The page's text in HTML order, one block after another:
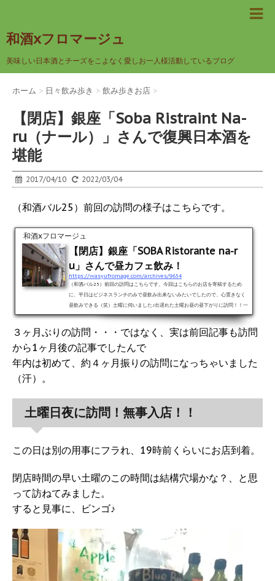
和酒xフロマージュ
美味しい日本酒とチーズをこよなく愛しお一人様活動しているブログ
ホーム > 日々飲み歩き > 飲み歩きお店 >
【閉店】銀座「Soba Ristraint Na-
ru（ナール）」さんで復興日本酒を
堪能
2017/04/10 2022/03/04
（和酒バル25）前回の訪問の様子はこちらです。
和酒xフロマージュ
【閉店】銀座「SOBA Ristorante na-r
u」さんで昼カフェ飲み！
https://wasyufromage.com/archives/9654
（和酒バル25）前回の訪問はこちらです。今回はこちらのお店を寄稿するため
に、平日はビジネスランチのみで昼飲み出来ないみたいでしたので、心置きなく
昼飲みできる（笑）土曜に伺いました♪出遅れた土曜お昼の昼下がりに訪問！！一
見カフェな佇まいなのはやっぱりお昼だろうと思ってましたが少し出遅れてしま
い、お店の混雑を少し懸念。。。平日と違い、土曜ランチは13時以降から混みだ
すのでなんとか12時代に入りたいと思っていたのですが、迂闊でした（苦
笑）。 ドキドキしながら足を運んだのですが、なんと、天に祈り？が通じ...
３ヶ月ぶりの訪問・・・ではなく、実は前回記事も訪問
から1ヶ月後の記事でしたんで
年内は初めて、約４ヶ月振りの訪問になっちゃいました
（汗）。
土曜日夜に訪問！無事入店！！
この日は別の用事にフラれ、19時前くらいにお店到着。
閉店時間の早い土曜のこの時間は結構穴場かな？、と思
って訪ねてみました。
すると見事に、ビンゴ♪